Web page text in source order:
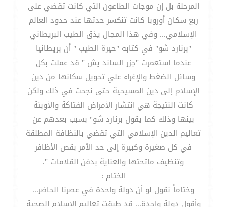
المرحلة بل إن موجات الطاعون التي كانت تقضي على
ربع سكان أوروبا كانت تنكسر حدتها عند حدود العالم
الإسلامي... وفي هذا المجال يذق الطيب البريطاني
"برنارد شو" في كتابه "حيرة الطيب " أن بريطانيا
عندما استعمرت "جزر الساند يش " قد عملت بكل
وسائل الضغط والإغراء علي تحويل سكانها من دين
الإسلام إلى دين المسيحية حتى نجحت في ذلك ولكن
كانت النتيجة هي انتشار الأمراض الفتاكة والأوبئة
بينها وذلك كما يقول برنارد شو" بسبب بعدهم عن
تعاليم الدين الإسلامي التي تقضي بالنظافة المطلقة
في كل صغيرة وكبيرة إلى حد الأمر بقص الأظافر
وتنظيف ماتحتها والعناية بدفن القلامات ".
الختام :
وختاماً نقول لو أن دولة واحدة في عصرنا الحاضر...
وأقول دولة واحدة... قد طبقت تعاليم الإسلام الصحية